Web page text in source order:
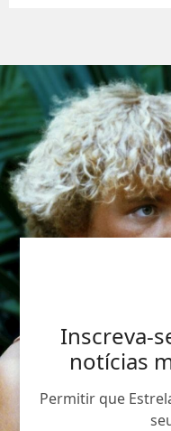
Inscreva-
notícias
Permitir que